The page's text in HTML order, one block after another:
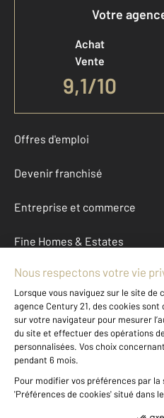
Votre
Achat
Vente
9,1/10
Offres d'emploi
Devenir franchisé
Entreprise et commerce
Fine Homes & Estates
À propos
International
Nous contacter